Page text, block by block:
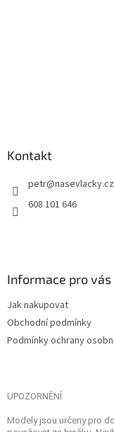
Kontakt
petr@nasevlacky.cz
608 101 646
Informace pro vás
Jak nakupovat
Obchodní podmínky
Podmínky ochrany
UPOZORNĚNÍ
Modely jsou určeny pro